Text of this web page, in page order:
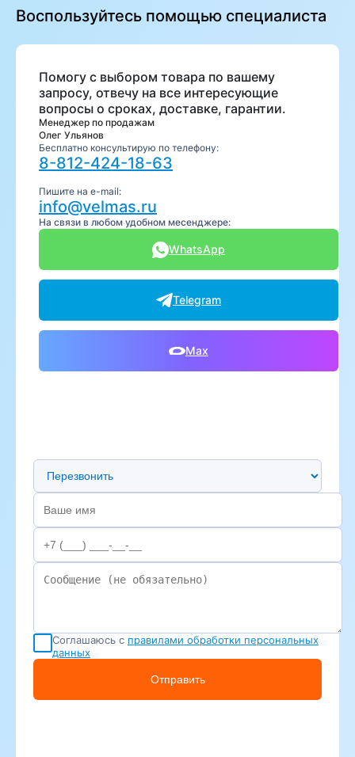
Воспользуйтесь помощью специалиста
Помогу с выбором товара по вашему
запросу, отвечу на все интересующие
вопросы о сроках, доставке, гарантии.
Менеджер по продажам
Олег Ульянов
Бесплатно консультирую по телефону:
8-812-424-18-63
Пишите на e-mail:
info@velmas.ru
На связи в любом удобном месенджере:
WhatsApp
Telegram
Max
Предпочтительный способ связи
Соглашаюсь с правилами обработки персональных
данных
Отправить